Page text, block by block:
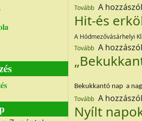
Tovább (Beiratkozás
A
Hit-és
A Hódmezővásárhelyi
Tovább (Hit-és
A
Bekukkantó nap a
Tovább („Bekukkantó
A
Nyílt